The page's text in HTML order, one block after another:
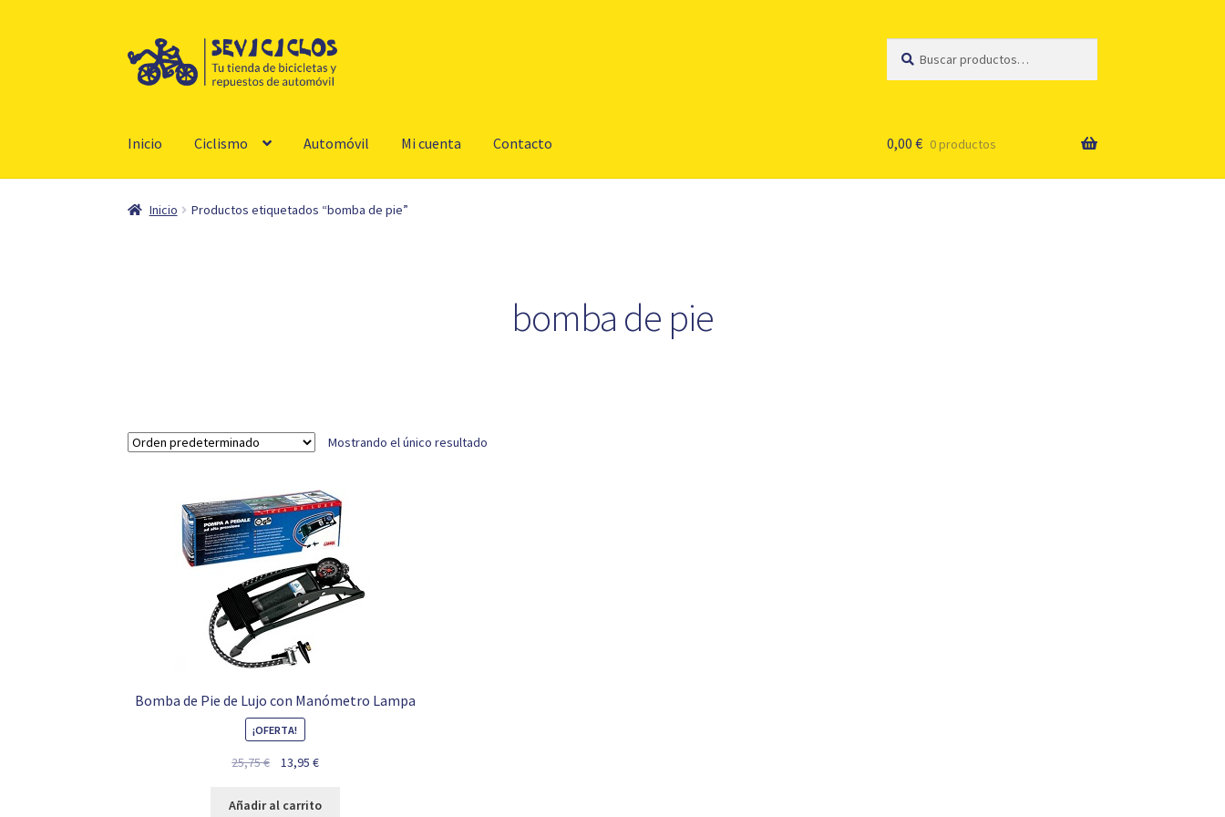
Ir
a
Ir
al
por:
Inicio Ciclismo Automóvil Mi cuenta Contacto 0,00 € 0 productos
Inicio Productos etiquetados “bomba de pie”
bomba de pie
Mostrando el único resultado
Bomba de Pie de Lujo con Manómetro Lampa
¡OFERTA!
25,75€
original
13,95 €El
actual
Añadir al carrito